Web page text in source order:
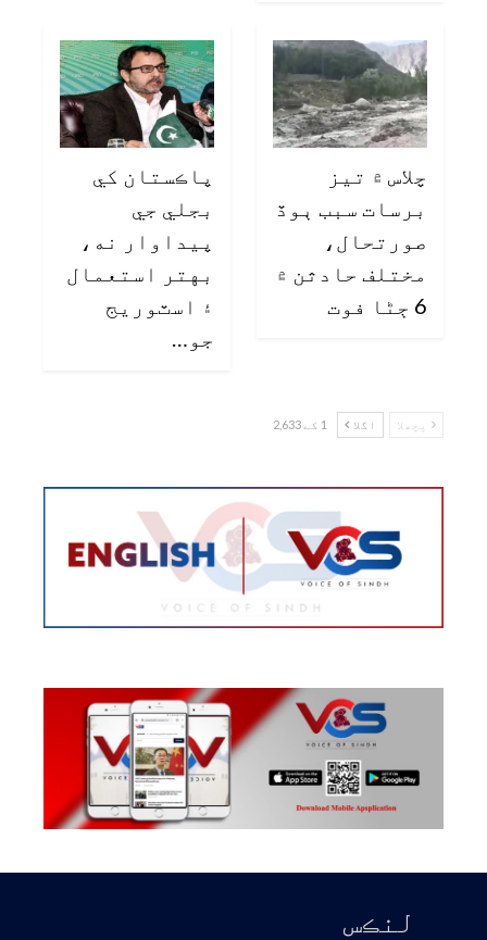
چلاس ۾ تيز
برسات سبب ٻوڏ
صورتحال،
مختلف حادثن ۾
6 ڄڻا فوت
پاڪستان کي
بجلي جي
پيداوار نه،
بهتر استعمال
۽ اسٽوريج
جو…
پچھلا اگلا 1 کے 2,633
لنڪس